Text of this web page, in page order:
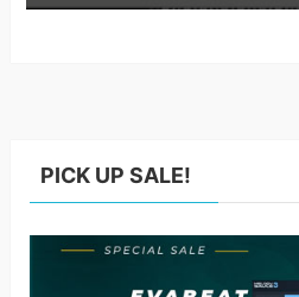
PICK UP SALE!